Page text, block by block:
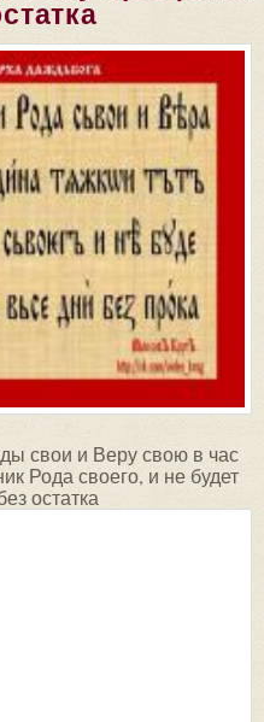
свои и Веру свою в час
Рода своего, и не будет
остатка